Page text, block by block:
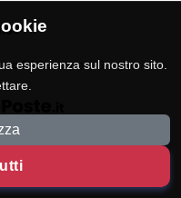
CSS certificato Google
esperienza sul nostro sito.